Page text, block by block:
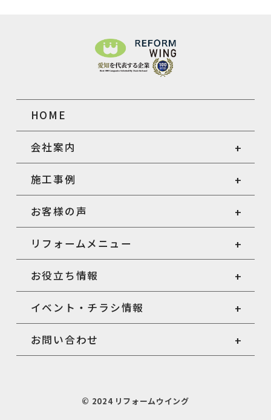
HOME
会社案内
施工事例
お客様の声
リフォームメニュー
お役立ち情報
イベント・チラシ情報
お問い合わせ
© 2024 リフォームウイング